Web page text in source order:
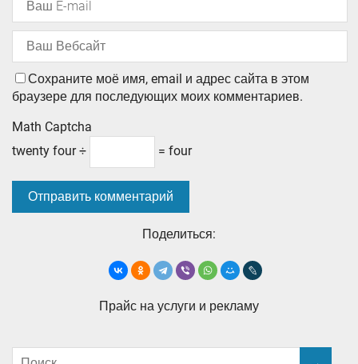
Сохраните моё имя, email и адрес сайта в этом
браузере для последующих моих комментариев.
Math Captcha
twenty four ÷
= four
Поделиться:
Прайс на услуги и рекламу